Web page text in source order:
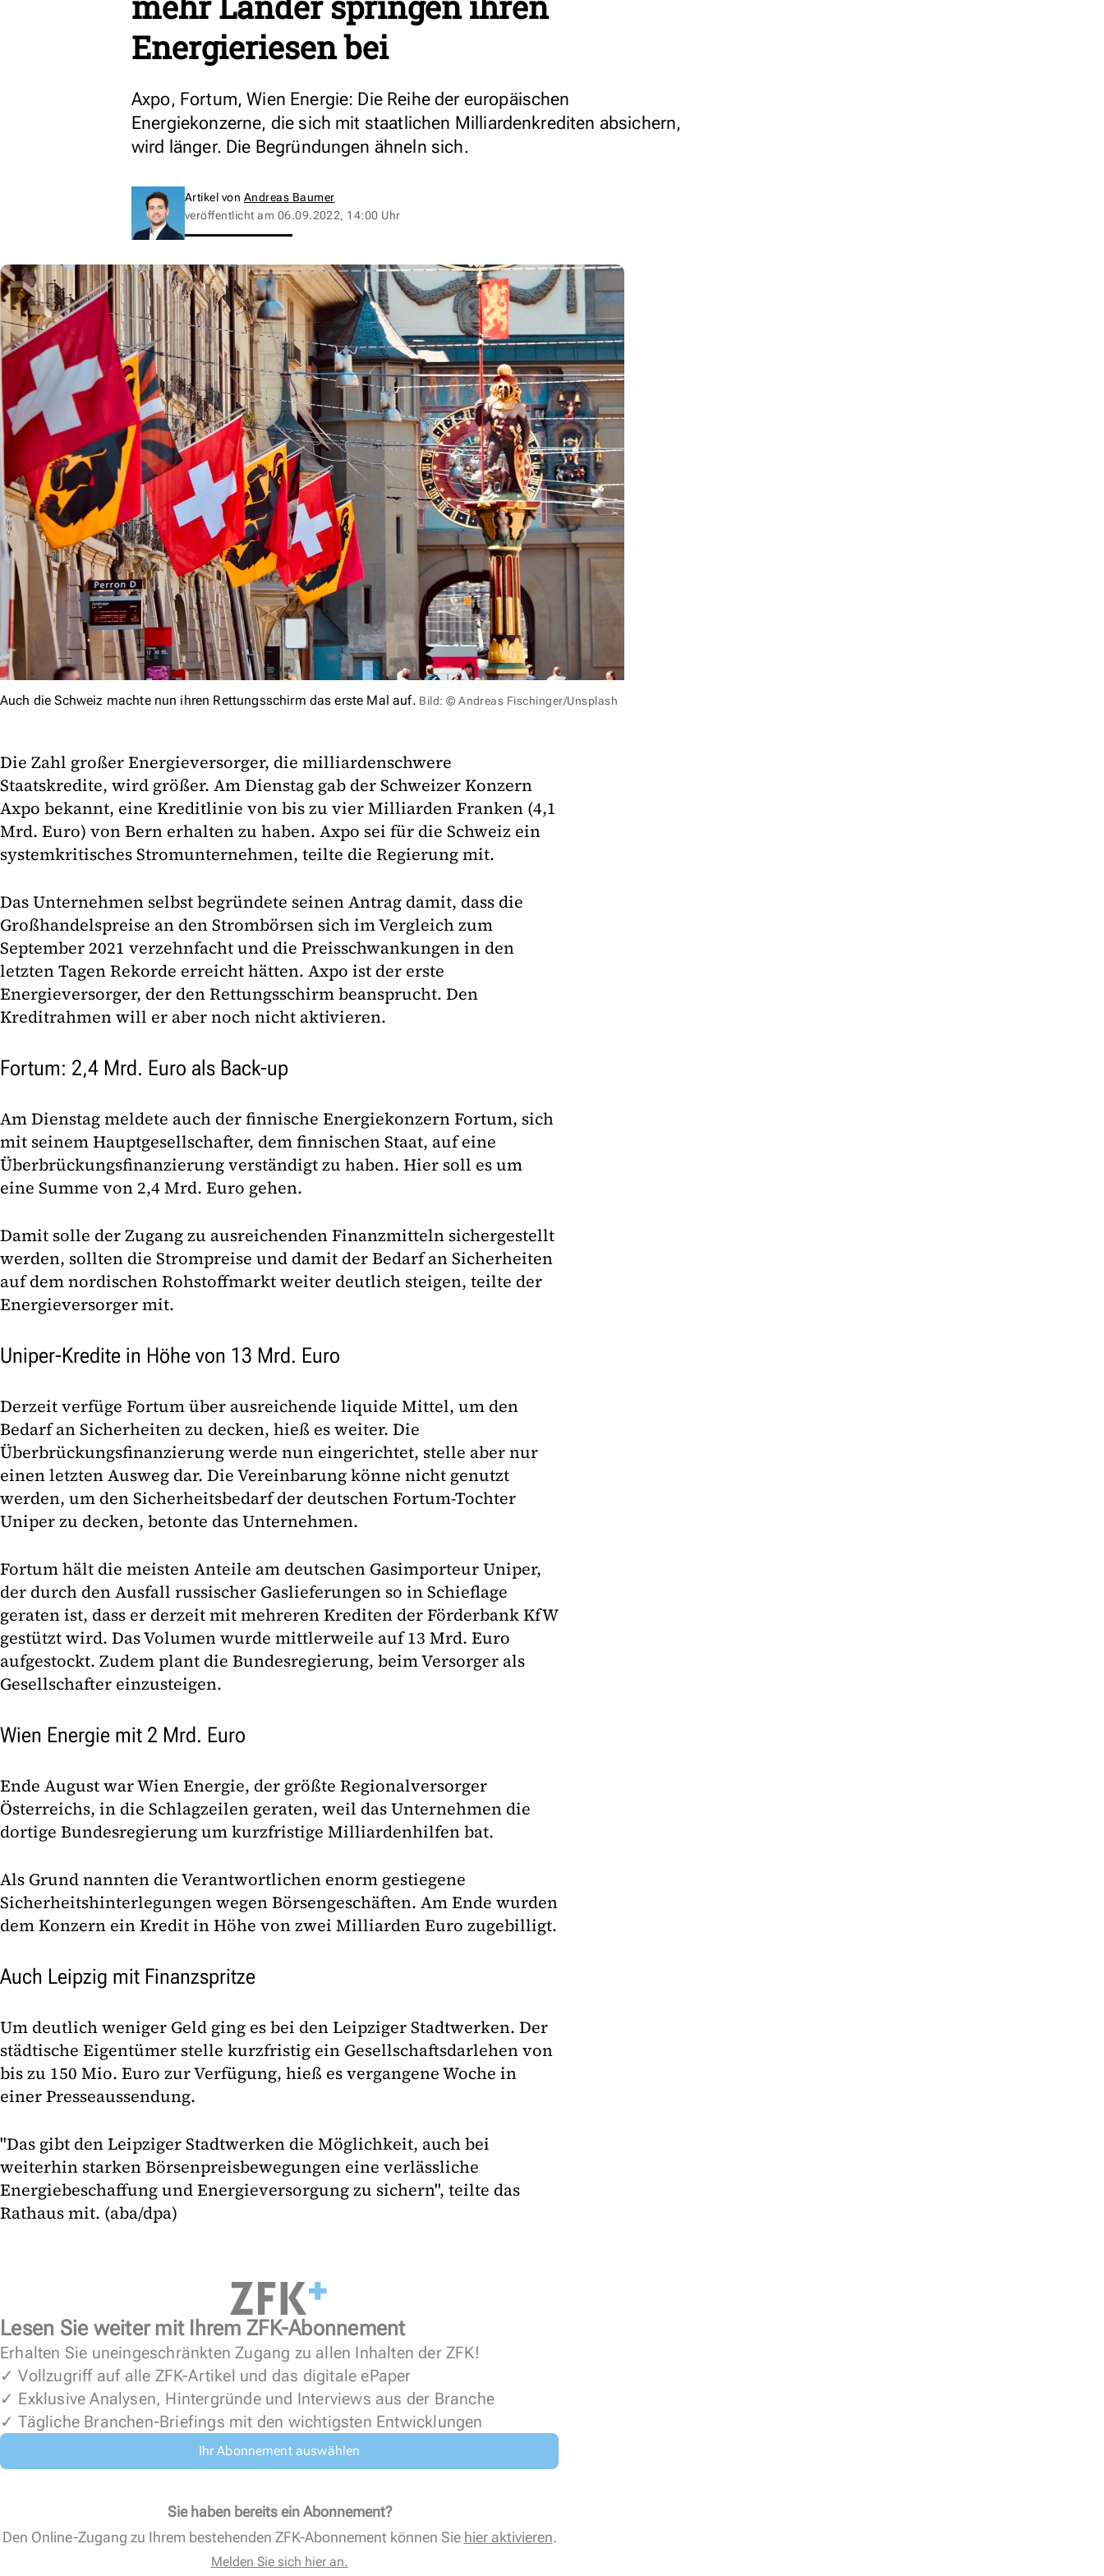
Energieriesen bei
Axpo, Fortum, Wien Energie: Die Reihe der europäischen
Energiekonzerne, die sich mit staatlichen Milliardenkrediten absichern,
wird länger. Die Begründungen ähneln sich.
Artikel von Andreas Baumer
veröffentlicht am 06.09.2022, 14:00 Uhr
Auch die Schweiz machte nun ihren Rettungsschirm das erste Mal auf. Bild: © Andreas Fischinger/Unsplash
Die Zahl großer Energieversorger, die milliardenschwere
Staatskredite, wird größer. Am Dienstag gab der Schweizer Konzern
Axpo bekannt, eine Kreditlinie von bis zu vier Milliarden Franken (4,1
Mrd. Euro) von Bern erhalten zu haben. Axpo sei für die Schweiz ein
systemkritisches Stromunternehmen, teilte die Regierung mit.
Das Unternehmen selbst begründete seinen Antrag damit, dass die
Großhandelspreise an den Strombörsen sich im Vergleich zum
September 2021 verzehnfacht und die Preisschwankungen in den
letzten Tagen Rekorde erreicht hätten. Axpo ist der erste
Energieversorger, der den Rettungsschirm beansprucht. Den
Kreditrahmen will er aber noch nicht aktivieren.
Fortum: 2,4 Mrd. Euro als Back-up
Am Dienstag meldete auch der finnische Energiekonzern Fortum, sich
mit seinem Hauptgesellschafter, dem finnischen Staat, auf eine
Überbrückungsfinanzierung verständigt zu haben. Hier soll es um
eine Summe von 2,4 Mrd. Euro gehen.
Damit solle der Zugang zu ausreichenden Finanzmitteln sichergestellt
werden, sollten die Strompreise und damit der Bedarf an Sicherheiten
auf dem nordischen Rohstoffmarkt weiter deutlich steigen, teilte der
Energieversorger mit.
Uniper-Kredite in Höhe von 13 Mrd. Euro
Derzeit verfüge Fortum über ausreichende liquide Mittel, um den
Bedarf an Sicherheiten zu decken, hieß es weiter. Die
Überbrückungsfinanzierung werde nun eingerichtet, stelle aber nur
einen letzten Ausweg dar. Die Vereinbarung könne nicht genutzt
werden, um den Sicherheitsbedarf der deutschen Fortum-Tochter
Uniper zu decken, betonte das Unternehmen.
Fortum hält die meisten Anteile am deutschen Gasimporteur Uniper,
der durch den Ausfall russischer Gaslieferungen so in Schieflage
geraten ist, dass er derzeit mit mehreren Krediten der Förderbank KfW
gestützt wird. Das Volumen wurde mittlerweile auf 13 Mrd. Euro
aufgestockt. Zudem plant die Bundesregierung, beim Versorger als
Gesellschafter einzusteigen.
Wien Energie mit 2 Mrd. Euro
Ende August war Wien Energie, der größte Regionalversorger
Österreichs, in die Schlagzeilen geraten, weil das Unternehmen die
dortige Bundesregierung um kurzfristige Milliardenhilfen bat.
Als Grund nannten die Verantwortlichen enorm gestiegene
Sicherheitshinterlegungen wegen Börsengeschäften. Am Ende wurden
dem Konzern ein Kredit in Höhe von zwei Milliarden Euro zugebilligt.
Auch Leipzig mit Finanzspritze
Um deutlich weniger Geld ging es bei den Leipziger Stadtwerken. Der
städtische Eigentümer stelle kurzfristig ein Gesellschaftsdarlehen von
bis zu 150 Mio. Euro zur Verfügung, hieß es vergangene Woche in
einer Presseaussendung.
"Das gibt den Leipziger Stadtwerken die Möglichkeit, auch bei
weiterhin starken Börsenpreisbewegungen eine verlässliche
Energiebeschaffung und Energieversorgung zu sichern", teilte das
Rathaus mit. (aba/dpa)
Lesen Sie weiter mit Ihrem ZFK-Abonnement
Erhalten Sie uneingeschränkten Zugang zu allen Inhalten der ZFK!
✓ Vollzugriff auf alle ZFK-Artikel und das digitale ePaper
✓ Exklusive Analysen, Hintergründe und Interviews aus der Branche
✓ Tägliche Branchen-Briefings mit den wichtigsten Entwicklungen
Ihr Abonnement auswählen
Sie haben bereits ein Abonnement?
Den Online-Zugang zu Ihrem bestehenden ZFK-Abonnement können Sie hier aktivieren.
Melden Sie sich hier an.